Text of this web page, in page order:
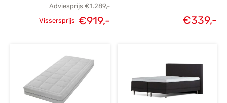
Adviesprijs €1.289,-
€1.289,-.
Vissersprijs €919,-
€339,-